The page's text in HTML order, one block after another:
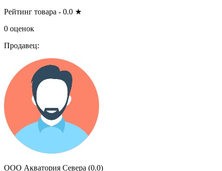
Рейтинг товара - 0.0 ★
0 оценок
Продавец:
ООО Акватория Севера (0.0)